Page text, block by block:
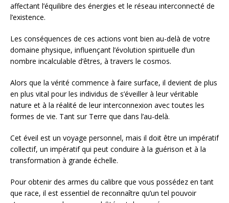
affectant l’équilibre des énergies et le réseau interconnecté de
l’existence.
Les conséquences de ces actions vont bien au-delà de votre
domaine physique, influençant l’évolution spirituelle d’un
nombre incalculable d’êtres, à travers le cosmos.
Alors que la vérité commence à faire surface, il devient de plus
en plus vital pour les individus de s’éveiller à leur véritable
nature et à la réalité de leur interconnexion avec toutes les
formes de vie. Tant sur Terre que dans l’au-delà.
Cet éveil est un voyage personnel, mais il doit être un impératif
collectif, un impératif qui peut conduire à la guérison et à la
transformation à grande échelle.
Pour obtenir des armes du calibre que vous possédez en tant
que race, il est essentiel de reconnaître qu’un tel pouvoir